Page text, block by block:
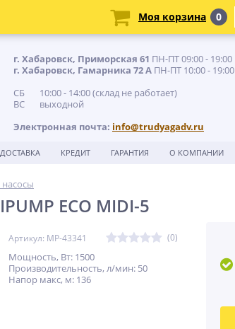
г. Хабаровск, Приморская 61 ПН-ПТ 09:00 - 19:00
г. Хабаровск, Гамарника 72 А ПН-ПТ 10:00 - 19:00
СБ 10:00 - 14:00 (склад не работает)
ВС выходной
Электронная почта: info@trudyagadv.ru
ДОСТАВКА КРЕДИТ ГАРАНТИЯ О КОМПАНИИ
ECO MIDI-5
Артикул: MP-43341 (0)
Мощность, Вт: 1500
Производительность, л/мин: 50
Напор макс, м: 136
Моя корзина 0